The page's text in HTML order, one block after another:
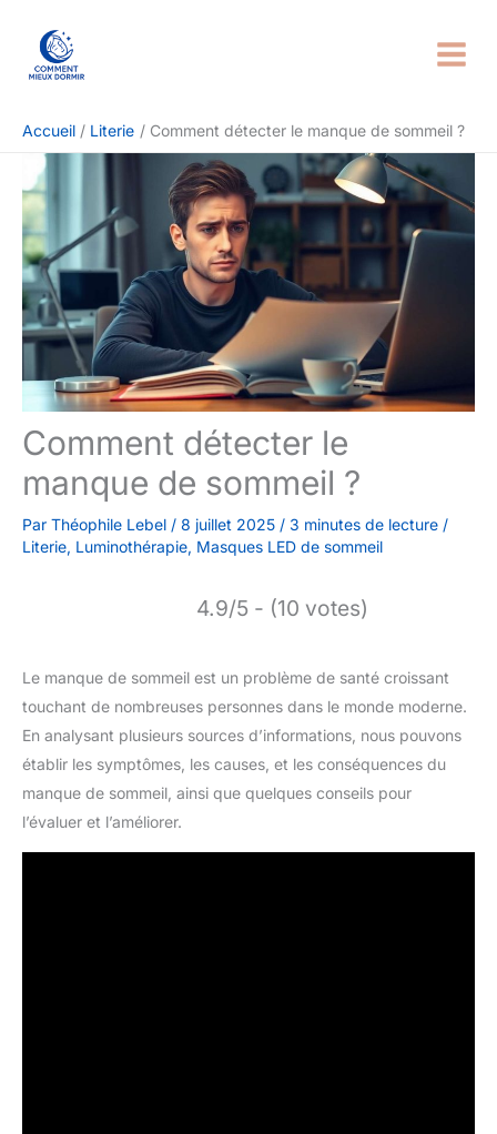
contenu
Accueil Literie Comment détecter le manque de sommeil ?
Comment détecter le
manque de sommeil ?
Par Théophile Lebel / 8 juillet 2025 / 3 minutes de lecture /
Literie, Luminothérapie, Masques LED de sommeil
4.9/5 - (10 votes)
Le manque de sommeil est un problème de santé croissant
touchant de nombreuses personnes dans le monde moderne.
En analysant plusieurs sources d’informations, nous pouvons
établir les symptômes, les causes, et les conséquences du
manque de sommeil, ainsi que quelques conseils pour
l’évaluer et l’améliorer.